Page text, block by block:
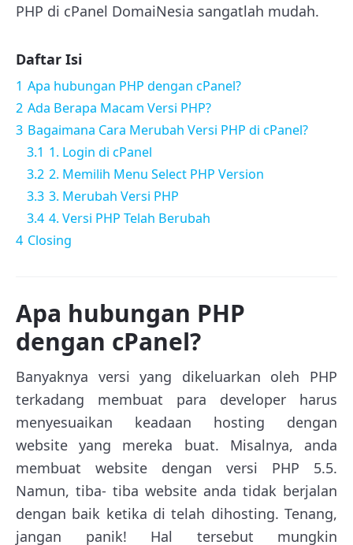
PHP di cPanel DomaiNesia sangatlah mudah.
Daftar Isi
1 Apa hubungan PHP dengan cPanel?
2 Ada Berapa Macam Versi PHP?
3 Bagaimana Cara Merubah Versi PHP di cPanel?
3.1 1. Login di cPanel
3.2 2. Memilih Menu Select PHP Version
3.3 3. Merubah Versi PHP
3.4 4. Versi PHP Telah Berubah
4 Closing
Apa hubungan PHP
dengan cPanel?
Banyaknya versi yang dikeluarkan oleh PHP
terkadang membuat para developer harus
menyesuaikan keadaan hosting dengan
website yang mereka buat. Misalnya, anda
membuat website dengan versi PHP 5.5.
Namun, tiba- tiba website anda tidak berjalan
dengan baik ketika di telah dihosting. Tenang,
jangan panik! Hal tersebut mungkin